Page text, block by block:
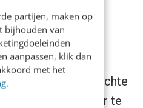
partijen, maken op
bijhouden van
aanpassen, klik dan
met het
.
het
een goed doordachte
juist door te